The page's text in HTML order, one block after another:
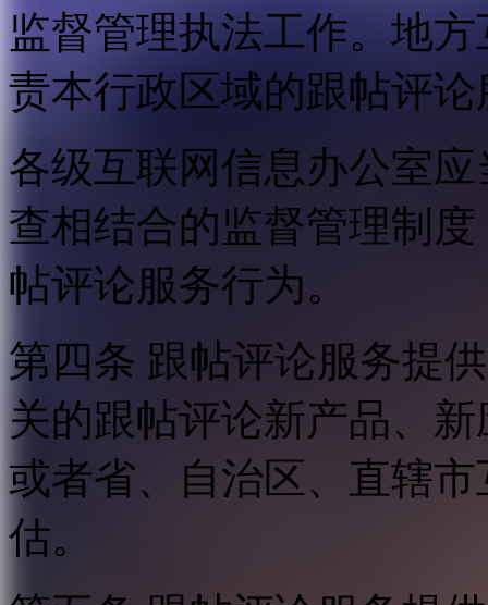
监督管理执法工作。地
责本行政区域的跟帖评
各级互联网信息办公室
查相结合的监督管理制
帖评论服务行为。
第四条 跟帖评论服务提
关的跟帖评论新产品、
或者省、自治区、直辖
估。